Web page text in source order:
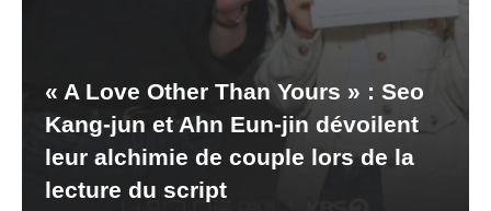
« A Love Other Than Yours » : Seo
Kang-jun et Ahn Eun-jin dévoilent
leur alchimie de couple lors de la
lecture du script